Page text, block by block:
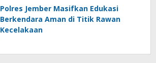
Polres Jember Masifkan Edukasi
Berkendara Aman di Titik Rawan
Kecelakaan